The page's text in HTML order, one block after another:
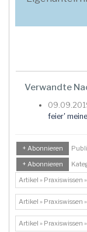
Verwandte
feier'
+ Abonnieren
+ Abonnieren
Artikel » Praxiswissen
Artikel » Praxiswissen
Artikel » Praxiswissen